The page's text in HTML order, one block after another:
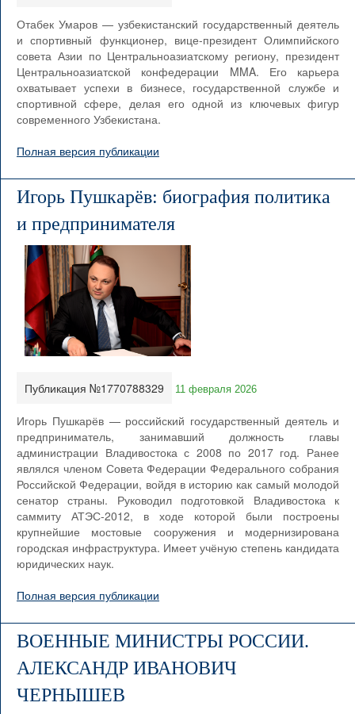
Отабек Умаров — узбекистанский государственный деятель
и спортивный функционер, вице-президент Олимпийского
совета Азии по Центральноазиатскому региону, президент
Центральноазиатской конфедерации MMA. Его карьера
охватывает успехи в бизнесе, государственной службе и
спортивной сфере, делая его одной из ключевых фигур
современного Узбекистана.
Полная версия публикации
Игорь Пушкарёв: биография политика
и предпринимателя
Публикация №1770788329 11 февраля 2026
Игорь Пушкарёв — российский государственный деятель и
предприниматель, занимавший должность главы
администрации Владивостока с 2008 по 2017 год. Ранее
являлся членом Совета Федерации Федерального собрания
Российской Федерации, войдя в историю как самый молодой
сенатор страны. Руководил подготовкой Владивостока к
саммиту АТЭС-2012, в ходе которой были построены
крупнейшие мостовые сооружения и модернизирована
городская инфраструктура. Имеет учёную степень кандидата
юридических наук.
Полная версия публикации
ВОЕННЫЕ МИНИСТРЫ РОССИИ.
АЛЕКСАНДР ИВАНОВИЧ
ЧЕРНЫШЕВ